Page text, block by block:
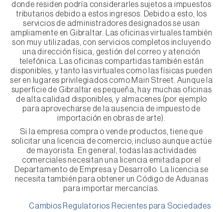
donde residen podría considerarles sujetos a impuestos
tributarios debido a estos ingresos. Debido a esto, los
servicios de administradores designados se usan
ampliamente en Gibraltar. Las oficinas virtuales también
son muy utilizadas, con servicios completos incluyendo
una dirección física, gestión del correo y atención
telefónica. Las oficinas compartidas también están
disponibles, y tanto las virtuales como las físicas pueden
ser en lugares privilegiados como Main Street. Aunque la
superficie de Gibraltar es pequeña, hay muchas oficinas
de alta calidad disponibles, y almacenes (por ejemplo
para aprovecharse de la ausencia de impuesto de
importación en obras de arte).
Si la empresa compra o vende productos, tiene que
solicitar una licencia de comercio, incluso aunque actúe
de mayorista. En general, todas las actividades
comerciales necesitan una licencia emitada por el
Departamento de Empresa y Desarrollo. La licencia se
necesita también para obtener un Código de Aduanas
para importar mercancías.
Cambios Regulatorios Recientes para Sociedades